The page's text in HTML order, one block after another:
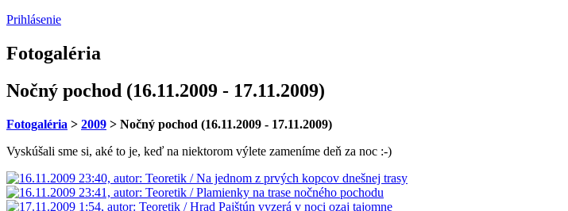
Prihlásenie
Fotogaléria
Nočný pochod (16.11.2009 - 17.11.2009)
Fotogaléria > 2009 > Nočný pochod (16.11.2009 - 17.11.2009)
Vyskúšali sme si, aké to je, keď na niektorom výlete zameníme deň za noc :-)